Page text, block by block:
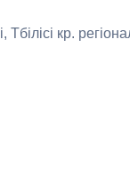
Тбілісі кр.